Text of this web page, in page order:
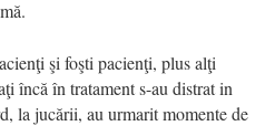
şi foşti pacienţi, plus alţi
încă în tratament s-au distrat in
la jucării, au urmarit momente de